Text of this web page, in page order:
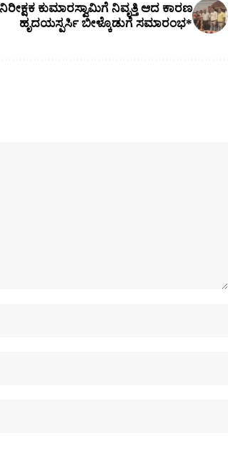
ಕುಮಾರಸ್ವಾಮಿಗೆ ನಿವೃತ್ತಿ ಆದ ಕಾರಣ
ಹೃದಯಸ್ಪರ್ಸಿ ಬೀಳ್ಕೊಡುಗೆ ಸಮಾರಂಭ*